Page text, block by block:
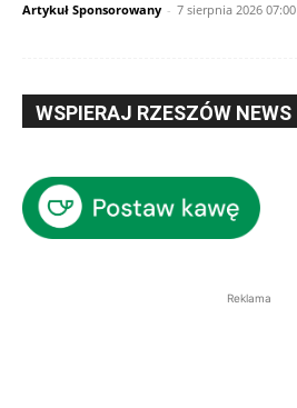
Artykuł Sponsorowany - 7 sierpnia 2026 07:00
WSPIERAJ RZESZÓW NEWS
Reklama